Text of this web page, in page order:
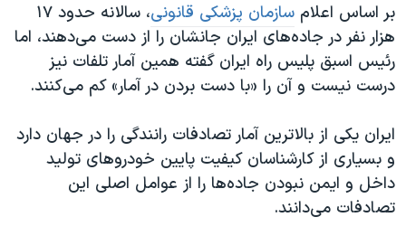
بر اساس اعلام سازمان پزشکی قانونی
، سالانه حدود ۱۷
هزار نفر در جاده‌های ایران جانشان را از دست می‌دهند، اما
رئیس اسبق پلیس راه ایران گفته همین آمار تلفات نیز
درست نیست و آن را «با دست بردن در آمار» کم می‌کنند.
ایران یکی از بالاترین آمار تصادفات رانندگی را در جهان دارد
و بسیاری از کارشناسان کیفیت پایین خودروهای تولید
داخل و ایمن نبودن جاده‌ها را از عوامل اصلی این
تصادفات می‌دانند.